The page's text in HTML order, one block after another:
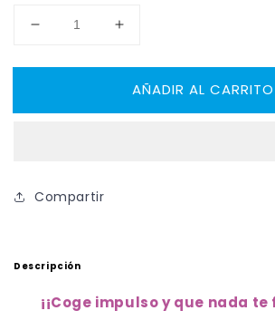
Reducir
para
Aumentar
para
Freno
AÑADIR AL CARRITO
Compartir
Descripción
¡¡Coge impulso y que nada te